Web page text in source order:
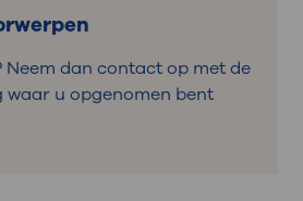
Neem dan contact op met de
u opgenomen bent